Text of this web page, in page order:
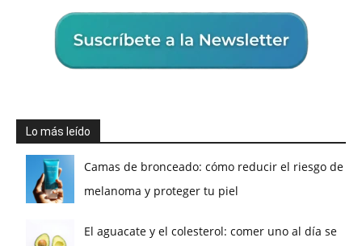
Lo más leído
Camas de bronceado: cómo reducir el riesgo de
melanoma y proteger tu piel
El aguacate y el colesterol: comer uno al día se